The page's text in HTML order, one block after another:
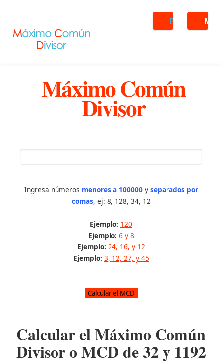
Buscar
Máximo Común
Divisor
Ingresa números menores a 100000y separados por
comas, ej: 8, 128, 34, 12
Ejemplo: 120
Ejemplo: 6 y 8
Ejemplo: 24, 16, y 12
Ejemplo: 3, 12, 27, y 45
Calcular el Máximo Común
Divisor o MCD de32y 1192